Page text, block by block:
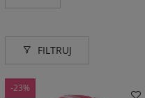
FILTRUJ
-23%